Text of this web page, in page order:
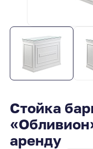
Стойка
аренду